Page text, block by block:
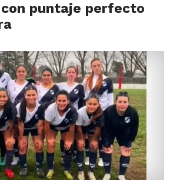
con puntaje perfecto